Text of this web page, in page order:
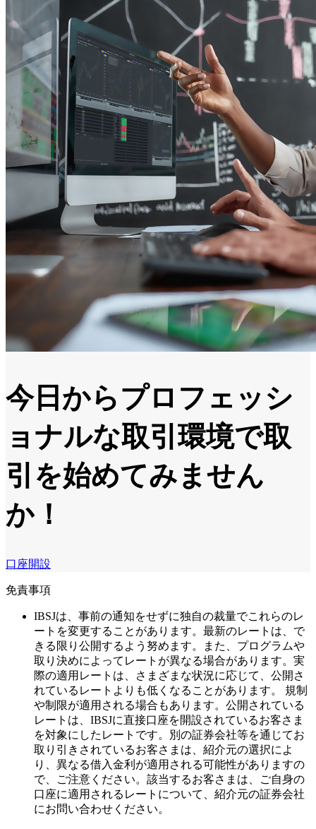
今日からプロフェッシ
ョナルな取引環境で取
引を始めてみません
か！
口座開設
免責事項
IBSJは、事前の通知をせずに独自の裁量でこれらのレ
ートを変更することがあります。最新のレートは、で
きる限り公開するよう努めます。また、プログラムや
取り決めによってレートが異なる場合があります。実
際の適用レートは、さまざまな状況に応じて、公開さ
れているレートよりも低くなることがあります。 規制
や制限が適用される場合もあります。公開されている
レートは、IBSJに直接口座を開設されているお客さま
を対象にしたレートです。別の証券会社等を通じてお
取り引きされているお客さまは、紹介元の選択によ
り、異なる借入金利が適用される可能性がありますの
で、ご注意ください。該当するお客さまは、ご自身の
口座に適用されるレートについて、紹介元の証券会社
にお問い合わせください。